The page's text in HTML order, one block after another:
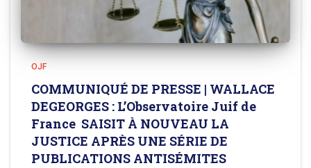
OJF
COMMUNIQUÉ DE PRESSE | WALLACE
DEGEORGES : L’Observatoire Juif de
France SAISIT À NOUVEAU LA
JUSTICE APRÈS UNE SÉRIE DE
PUBLICATIONS ANTISÉMITES